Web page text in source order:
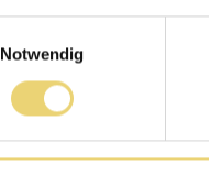
Notwendig
Vous le
superior parmi
qui le sont
tension entre
les formes